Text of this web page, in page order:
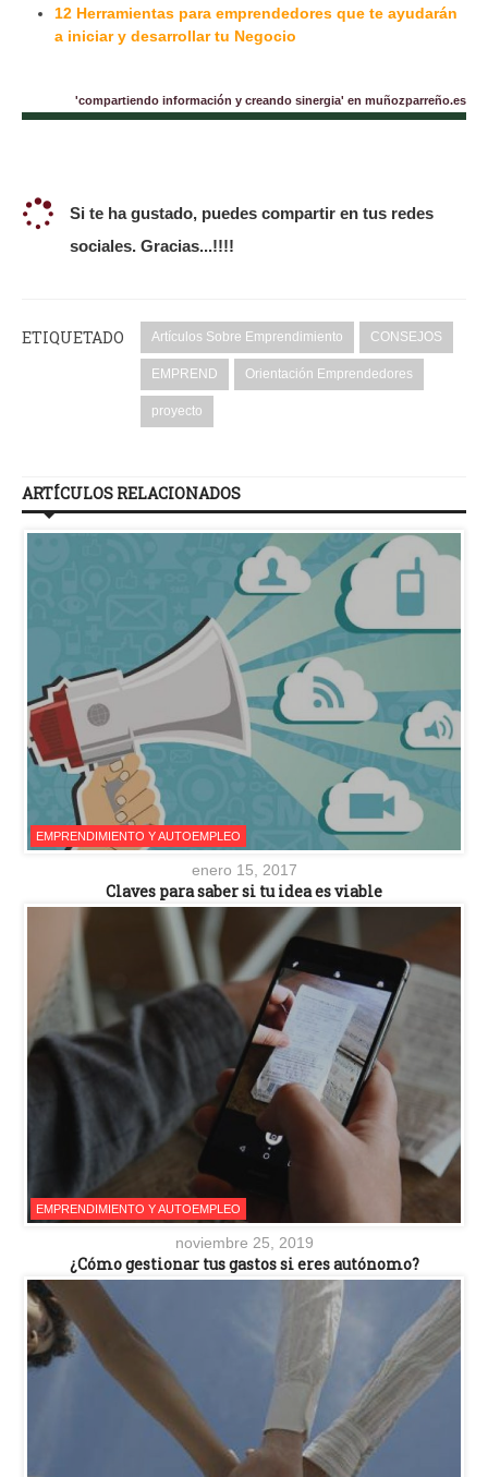
12 Herramientas para emprendedores que te ayudarán
a iniciar y desarrollar tu Negocio
'compartiendo información y creando sinergia' en muñozparreño.es
Si te ha gustado, puedes compartir en tus redes
sociales. Gracias...!!!!
ETIQUETADO Artículos Sobre Emprendimiento CONSEJOS
EMPREND Orientación Emprendedores
proyecto
ARTÍCULOS RELACIONADOS
EMPRENDIMIENTO Y AUTOEMPLEO
enero 15, 2017
Claves para saber si tu idea es viable
EMPRENDIMIENTO Y AUTOEMPLEO
noviembre 25, 2019
¿Cómo gestionar tus gastos si eres autónomo?